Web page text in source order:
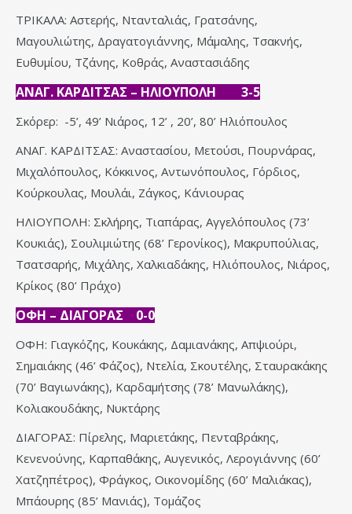
ΤΡΙΚΑΛΑ: Αστερής, Ντανταλιάς, Γρατσάνης,
Μαγουλιώτης, Δραγατογιάννης, Μάμαλης, Τσακνής,
Ευθυμίου, Τζάνης, Κοθράς, Αναστασιάδης
ΑΝΑΓ. ΚΑΡΔΙΤΣΑΣ – ΗΛΙΟΥΠΟΛΗ 3-5
Σκόρερ: -5’, 49’ Νιάρος, 12’ , 20’, 80’ Ηλιόπουλος
ΑΝΑΓ. ΚΑΡΔΙΤΣΑΣ: Αναστασίου, Μετούσι, Πουρνάρας,
Μιχαλόπουλος, Κόκκινος, Αντωνόπουλος, Γόρδιος,
Κούρκουλας, Μουλάι, Ζάγκος, Κάνιουρας
ΗΛΙΟΥΠΟΛΗ: Σκλήρης, Τιαπάρας, Αγγελόπουλος (73’
Κουκιάς), Σουλιμιώτης (68’ Γερονίκος), Μακρυπούλιας,
Τσατσαρής, Μιχάλης, Χαλκιαδάκης, Ηλιόπουλος, Νιάρος,
Κρίκος (80’ Πράχο)
ΟΦΗ – ΔΙΑΓΟΡΑΣ 0-0
ΟΦΗ: Γιαγκόζης, Κουκάκης, Δαμιανάκης, Απψιούρι,
Σημαιάκης (46’ Φάζος), Ντελία, Σκουτέλης, Σταυρακάκης
(70’ Βαγιωνάκης), Καρδαμήτσης (78’ Μανωλάκης),
Κολιακουδάκης, Νυκτάρης
ΔΙΑΓΟΡΑΣ: Πίρελης, Μαριετάκης, Πενταβράκης,
Κενενούνης, Καρπαθάκης, Αυγενικός, Λερογιάννης (60’
Χατζηπέτρος), Φράγκος, Οικονομίδης (60’ Μαλιάκας),
Μπάουρης (85’ Μανιάς), Τομάζος